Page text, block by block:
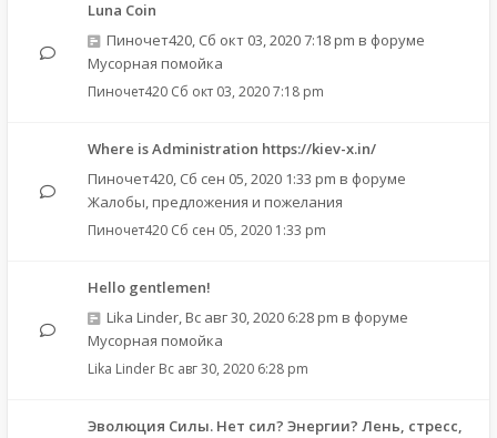
Luna Coin
Пиночет420, Сб окт 03, 2020 7:18 pm в форуме
Мусорная помойка
Пиночет420 Сб окт 03, 2020 7:18 pm
Where is Administration https://kiev-x.in/
Пиночет420, Сб сен 05, 2020 1:33 pm в форуме
Жалобы, предложения и пожелания
Пиночет420 Сб сен 05, 2020 1:33 pm
Hello gentlemen!
Lika Linder, Вс авг 30, 2020 6:28 pm в форуме
Мусорная помойка
Lika Linder Вс авг 30, 2020 6:28 pm
Эволюция Силы. Нет сил? Энергии? Лень, стресс,